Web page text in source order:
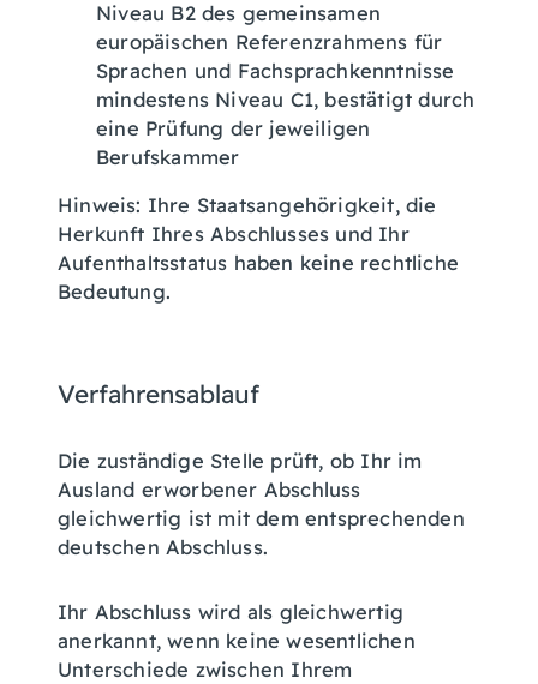
Niveau B2 des gemeinsamen
europäischen Referenzrahmens für
Sprachen und Fachsprachkenntnisse
mindestens Niveau C1, bestätigt durch
eine Prüfung der jeweiligen
Berufskammer
Hinweis: Ihre Staatsangehörigkeit, die
Herkunft Ihres Abschlusses und Ihr
Aufenthaltsstatus haben keine rechtliche
Bedeutung.
Verfahrensablauf
Die zuständige Stelle prüft, ob Ihr im
Ausland erworbener Abschluss
gleichwertig ist mit dem entsprechenden
deutschen Abschluss.
Ihr Abschluss wird als gleichwertig
anerkannt, wenn keine wesentlichen
Unterschiede zwischen Ihrem